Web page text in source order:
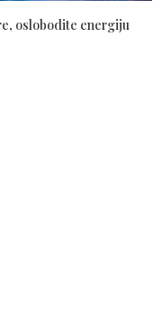
oslobodite energiju